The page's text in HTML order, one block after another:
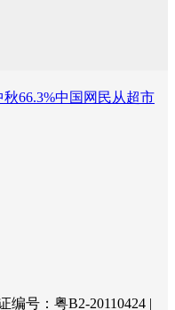
66.3%中国网民从超市
编号：粤B2-20110424 |